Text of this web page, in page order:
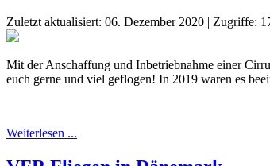
Zuletzt aktualisiert: 06. Dezember 2020 | Zugriffe:
Mit der Anschaffung und Inbetriebnahme einer
euch gerne und viel geflogen! In 2019 waren es
Weiterlesen ...